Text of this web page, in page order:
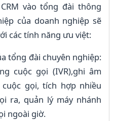
vào tổng đài thông
của doanh nghiệp sẽ
các tính năng ưu việt:
tổng đài chuyên nghiệp:
cuộc gọi (IVR),ghi âm
gọi, tích hợp nhiều
ra, quản lý máy nhánh
ngoài giờ.